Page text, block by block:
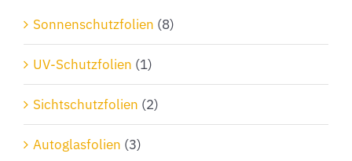
Produktseite
gewählt
werden
Sonnenschutzfolien (8)
UV-Schutzfolien (1)
Sichtschutzfolien (2)
Autoglasfolien (3)